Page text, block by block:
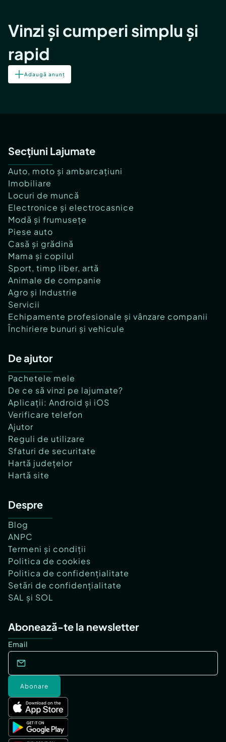
Vinzi și cumperi simplu și
rapid
Adaugă anunț
Secțiuni Lajumate
Auto, moto și ambarcațiuni
Imobiliare
Locuri de muncă
Electronice și electrocasnice
Modă și frumusețe
Piese auto
Casă și grădină
Mama și copilul
Sport, timp liber, artă
Animale de companie
Agro și Industrie
Servicii
Echipamente profesionale și vânzare companii
Închiriere bunuri și vehicule
De ajutor
Pachetele mele
De ce să vinzi pe lajumate?
Aplicații: Android și iOS
Verificare telefon
Ajutor
Reguli de utilizare
Sfaturi de securitate
Hartă județelor
Hartă site
Despre
Blog
ANPC
Termeni și condiții
Politica de cookies
Politica de confidențialitate
Setări de confidențialitate
SAL și SOL
Abonează-te la newsletter
Email
Abonare